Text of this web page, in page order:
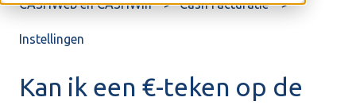
CASHWeb en CASHWin Cash Facturatie
Instellingen
Kan ik een €-teken op de